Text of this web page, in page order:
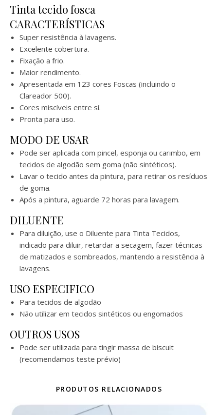
Tinta tecido fosca
CARACTERÍSTICAS
Super resistência à lavagens.
Excelente cobertura.
Fixação a frio.
Maior rendimento.
Apresentada em 123 cores Foscas (incluindo o
Clareador 500).
Cores miscíveis entre sí.
Pronta para uso.
MODO DE USAR
Pode ser aplicada com pincel, esponja ou carimbo, em
tecidos de algodão sem goma (não sintéticos).
Lavar o tecido antes da pintura, para retirar os resíduos
de goma.
Após a pintura, aguarde 72 horas para lavagem.
DILUENTE
Para diluição, use o Diluente para Tinta Tecidos,
indicado para diluir, retardar a secagem, fazer técnicas
de matizados e sombreados, mantendo a resistência à
lavagens.
USO ESPECIFICO
Para tecidos de algodão
Não utilizar em tecidos sintéticos ou engomados
OUTROS USOS
Pode ser utilizada para tingir massa de biscuit
(recomendamos teste prévio)
PRODUTOS RELACIONADOS